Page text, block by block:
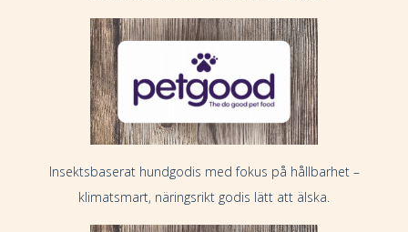
Insektsbaserat hundgodis med fokus på hållbarhet –
klimatsmart, näringsrikt godis lätt att älska.